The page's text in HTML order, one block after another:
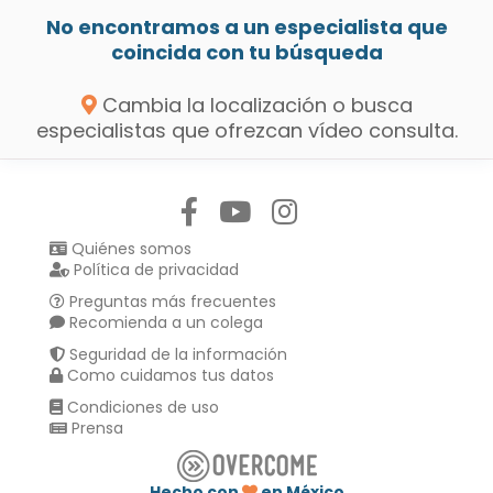
No encontramos a un especialista que
coincida con tu búsqueda
Cambia la localización o busca
especialistas que ofrezcan vídeo consulta.
Quiénes somos
Política de privacidad
Preguntas más frecuentes
Recomienda a un colega
Seguridad de la información
Como cuidamos tus datos
Condiciones de uso
Prensa